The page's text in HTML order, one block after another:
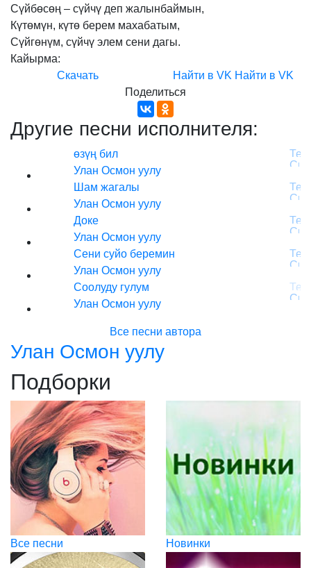
Сүйбөсөң – сүйчү деп жалынбаймын,
Күтөмүн, күтө берем махабатым,
Сүйгөнүм, сүйчү элем сени дагы.
Кайырма:
Скачать
Найти в VK Найти в VK
Поделиться
Другие песни исполнителя:
өзүң бил
Улан Осмон уулу
Шам жагалы
Улан Осмон уулу
Доке
Улан Осмон уулу
Сени суйо беремин
Улан Осмон уулу
Соолуду гулум
Улан Осмон уулу
Все песни автора
Улан Осмон уулу
Подборки
Все песни Новинки